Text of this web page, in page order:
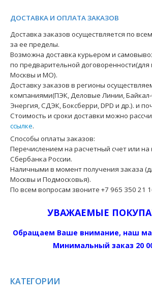
ДОСТАВКА И ОПЛАТА ЗАКАЗОВ
Доставка заказов осуществляется по
за ее пределы.
Возможна доставка курьером и
по предварительной договоренности(для
Москвы и МО).
Доставку заказов в регионы
компаниями(ПЭК, Деловые Линии, Байкал-
Энергия, СДЭК, Боксберри, DPD и др.). и
Стоимость и сроки доставки можно
ссылке.
Способы оплаты заказов:
Перечислением на расчетный счет или на
Сбербанка России.
Наличными в момент получения заказа
Москвы и Подмосковья).
По всем вопросам звоните +7 965 350 21
УВАЖАЕМЫЕ
Обращаем Ваше внимание, наш
Минимальный заказ 20
КАТЕГОРИИ